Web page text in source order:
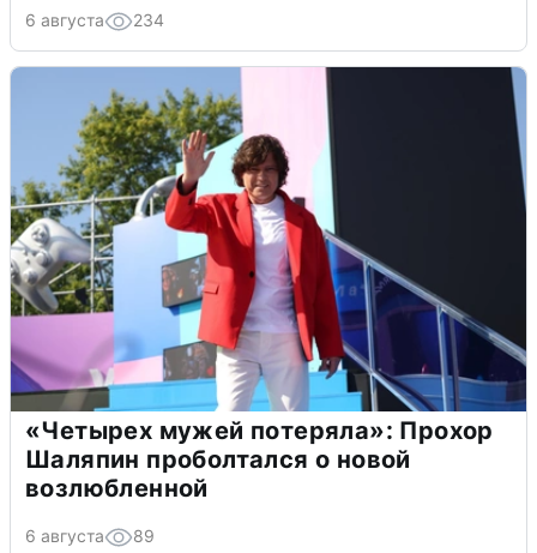
6 августа 234
«Четырех мужей потеряла»: Прохор
Шаляпин проболтался о новой
возлюбленной
6 августа 89